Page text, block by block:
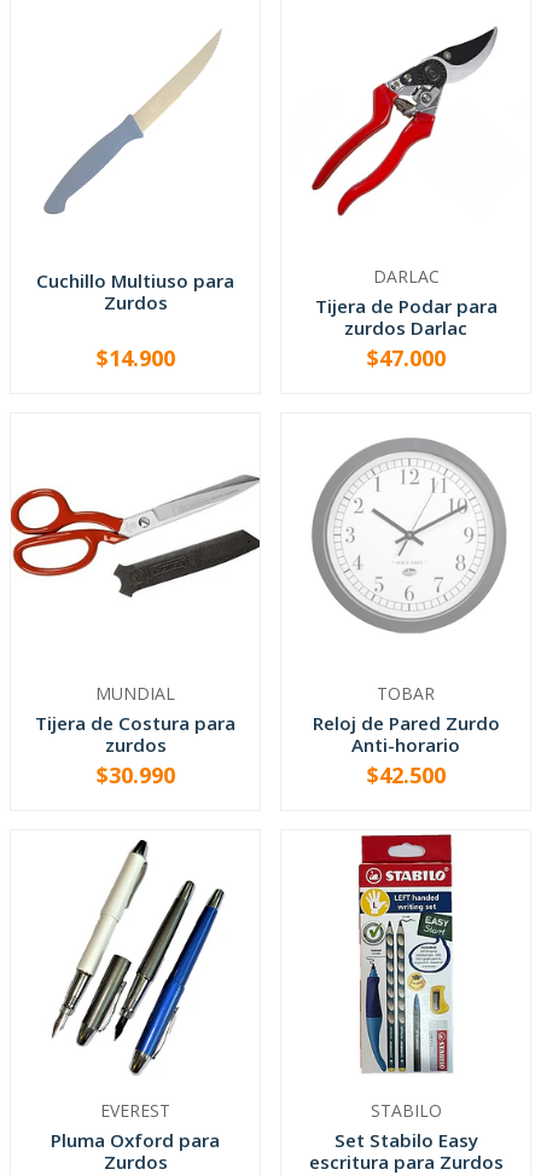
Cuchillo Multiuso para
Zurdos
AGOTADO
$14.900
DARLAC
Tijera de Podar para
zurdos Darlac
Professional
+
$47.000
MUNDIAL
Tijera de Costura para
zurdos
+
$30.990
TOBAR
Reloj de Pared Zurdo
Anti-horario
AGOTADO
$42.500
EVEREST
Pluma Oxford para
Zurdos
STABILO
Set Stabilo Easy
escritura para Zurdos